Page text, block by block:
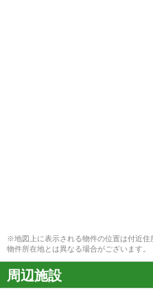
※地図上に表示される物件の位置は付近
物件所在地とは異なる場合がございます。
周辺施設